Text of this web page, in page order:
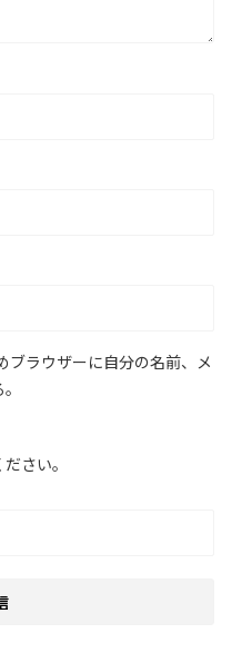
ブラウザーに自分の名前、メ
さい。